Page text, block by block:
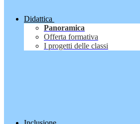
Didattica
Panoramica
Offerta formativa
I progetti delle classi